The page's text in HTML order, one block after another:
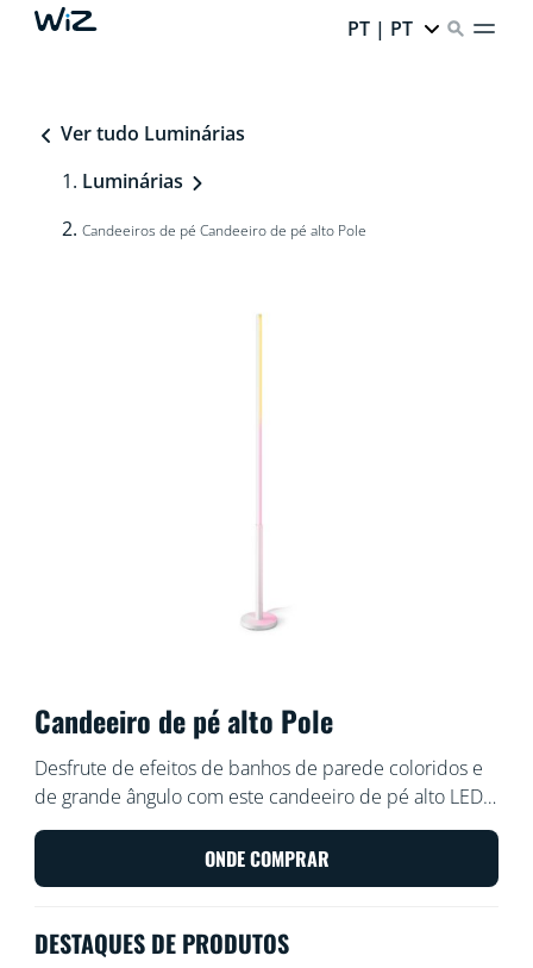
PT | PT
Ver tudo Luminárias
Luminárias
Candeeiros de pé Candeeiro de pé alto Pole
Candeeiro de pé alto Pole
Desfrute de efeitos de banhos de parede coloridos e
de grande ângulo com este candeeiro de pé alto LED
Pole. Colocado num canto, cria ambiente graças à
dupla zona de iluminação que produz uma luz de
gradiente suave. Com o pé retirado, colocado
relaxar com a sua família.
ONDE COMPRAR
DESTAQUES DE PRODUTOS